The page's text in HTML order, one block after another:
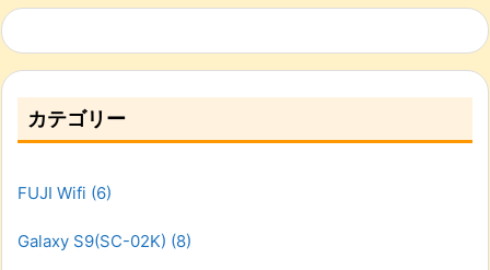
カテゴリー
FUJI Wifi (6)
Galaxy S9(SC-02K) (8)